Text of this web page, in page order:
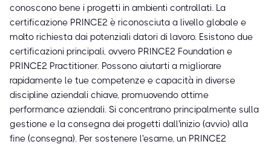
conoscono bene i progetti in ambienti controllati. La
certificazione PRINCE2 è riconosciuta a livello globale e
molto richiesta dai potenziali datori di lavoro. Esistono due
certificazioni principali, ovvero PRINCE2 Foundation e
PRINCE2 Practitioner. Possono aiutarti a migliorare
rapidamente le tue competenze e capacità in diverse
discipline aziendali chiave, promuovendo ottime
performance aziendali. Si concentrano principalmente sulla
gestione e la consegna dei progetti dall'inizio (avvio) alla
fine (consegna). Per sostenere l'esame, un PRINCE2